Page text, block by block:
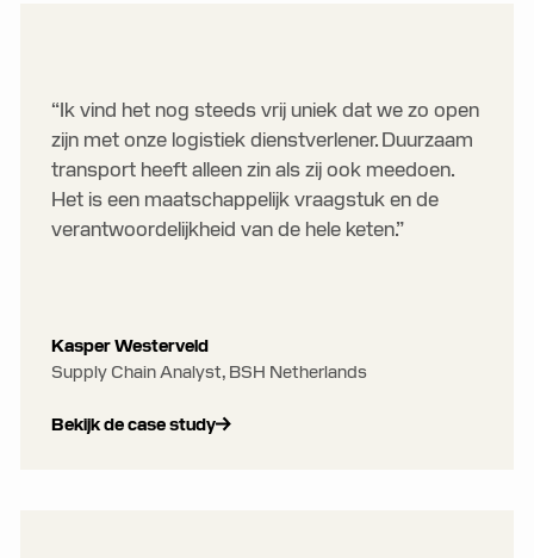
“Ik vind het nog steeds vrij uniek dat we zo open
zijn met onze logistiek dienstverlener. Duurzaam
transport heeft alleen zin als zij ook meedoen.
Het is een maatschappelijk vraagstuk en de
verantwoordelijkheid van de hele keten.”
Kasper Westerveld
Supply Chain Analyst, BSH Netherlands
Bekijk de case study